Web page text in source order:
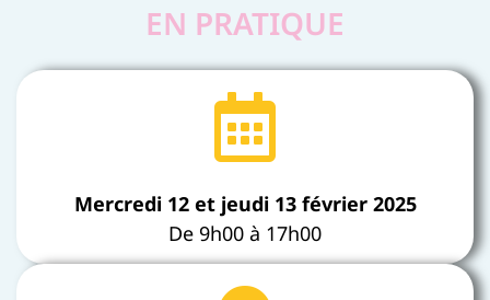
EN PRATIQUE
Mercredi 12 et jeudi 13 février 2025
De 9h00 à 17h00